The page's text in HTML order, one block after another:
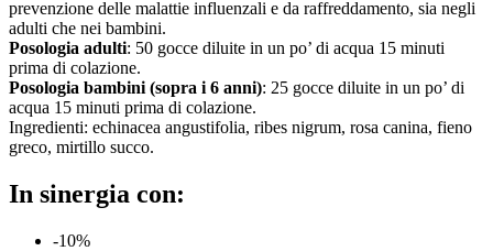
prevenzione delle malattie influenzali e da raffreddamento, sia negli
adulti che nei bambini.
Posologia adulti: 50 gocce diluite in un po’ di acqua 15 minuti
prima di colazione.
Posologia bambini (sopra i 6 anni): 25 gocce diluite in un po’ di
acqua 15 minuti prima di colazione.
Ingredienti: echinacea angustifolia, ribes nigrum, rosa canina, fieno
greco, mirtillo succo.
In sinergia con:
-10%